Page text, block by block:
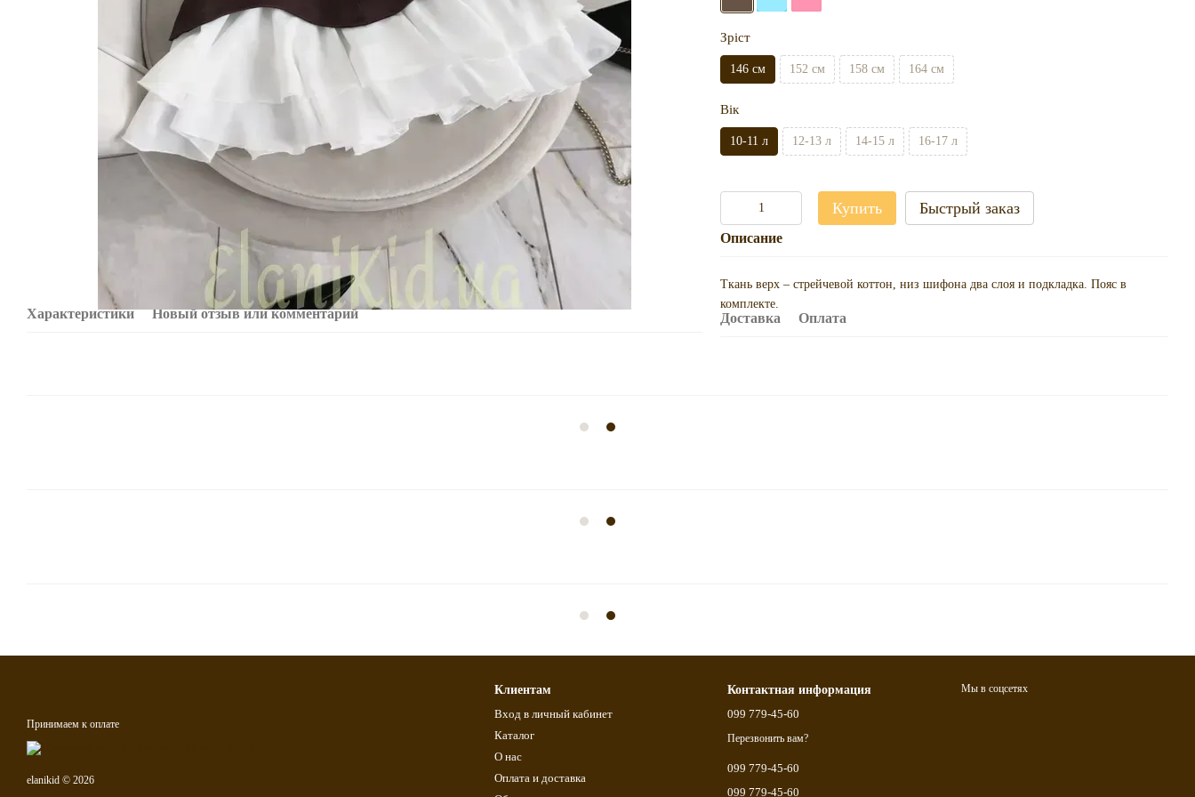
Характеристики Новый отзыв или комментарий
Зріст
146 см 152 см 158 см 164 см
Вік
10-11 л 12-13 л 14-15 л 16-17 л
Купить Быстрый заказ
Описание
Ткань верх – стрейчевой коттон, низ шифона два слоя и подкладка. Пояс в
комплекте.
Доставка Оплата
Принимаем к оплате
elanikid © 2026
Клиентам
Вход в личный кабинет
Каталог
О нас
Оплата и доставка
Контактная информация
099 779-45-60
Перезвонить вам?
099 779-45-60
099 779-45-60
Мы в соцсетях